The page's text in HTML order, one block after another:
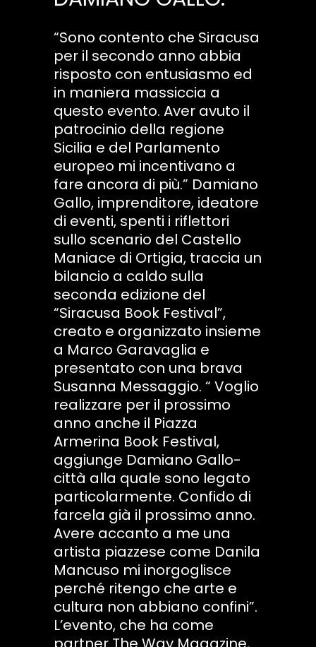
“Sono contento che Siracusa
per il secondo anno abbia
risposto con entusiasmo ed
in maniera massiccia a
questo evento. Aver avuto il
patrocinio della regione
Sicilia e del Parlamento
europeo mi incentivano a
fare ancora di più.” Damiano
Gallo, imprenditore, ideatore
di eventi, spenti i riflettori
sullo scenario del Castello
Maniace di Ortigia, traccia un
bilancio a caldo sulla
seconda edizione del
“Siracusa Book Festival”,
creato e organizzato insieme
a Marco Garavaglia e
presentato con una brava
Susanna Messaggio. “ Voglio
realizzare per il prossimo
anno anche il Piazza
Armerina Book Festival,
aggiunge Damiano Gallo-
città alla quale sono legato
particolarmente. Confido di
farcela già il prossimo anno.
Avere accanto a me una
artista piazzese come Danila
Mancuso mi inorgoglisce
perché ritengo che arte e
cultura non abbiano confini”.
L’evento, che ha come